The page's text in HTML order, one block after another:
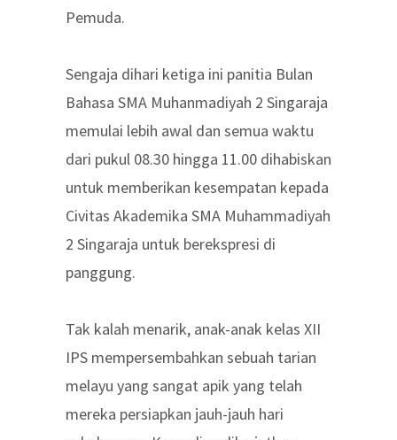
Pemuda.
Sengaja dihari ketiga ini panitia Bulan
Bahasa SMA Muhanmadiyah 2 Singaraja
memulai lebih awal dan semua waktu
dari pukul 08.30 hingga 11.00 dihabiskan
untuk memberikan kesempatan kepada
Civitas Akademika SMA Muhammadiyah
2 Singaraja untuk berekspresi di
panggung.
Tak kalah menarik, anak-anak kelas XII
IPS mempersembahkan sebuah tarian
melayu yang sangat apik yang telah
mereka persiapkan jauh-jauh hari